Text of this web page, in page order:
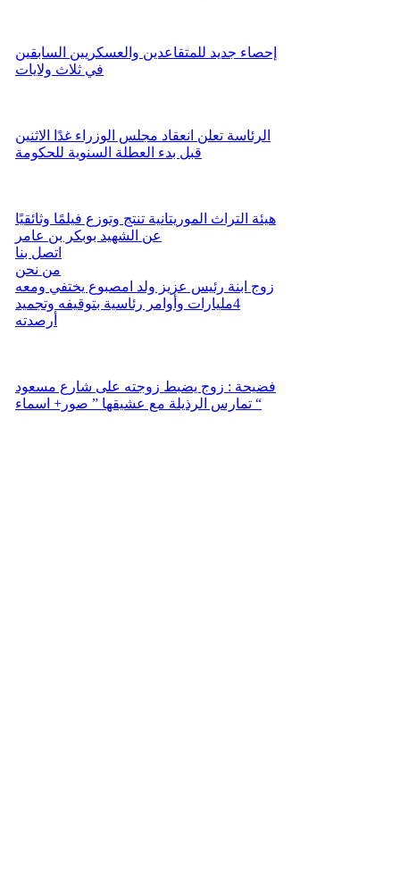
إحصاء جديد للمتقاعدين والعسكريين السابقين
في ثلاث ولايات
الرئاسة تعلن انعقاد مجلس الوزراء غدًا الاثنين
قبل بدء العطلة السنوية للحكومة
هيئة التراث الموريتانية تنتج وتوزع فيلمًا وثائقيًا
عن الشهيد بوبكر بن عامر
اتصل بنا
من نحن
زوج ابنة رئيس عزيز ولد امصبوع يختفي ومعه
4مليارات وأوامر رئاسية بتوقيفه وتجميد
أرصدته
فضيحة : زوج يضبط زوجته على شارع مسعود
تمارس الرذيلة مع عشيقها ” صور+ اسماء “